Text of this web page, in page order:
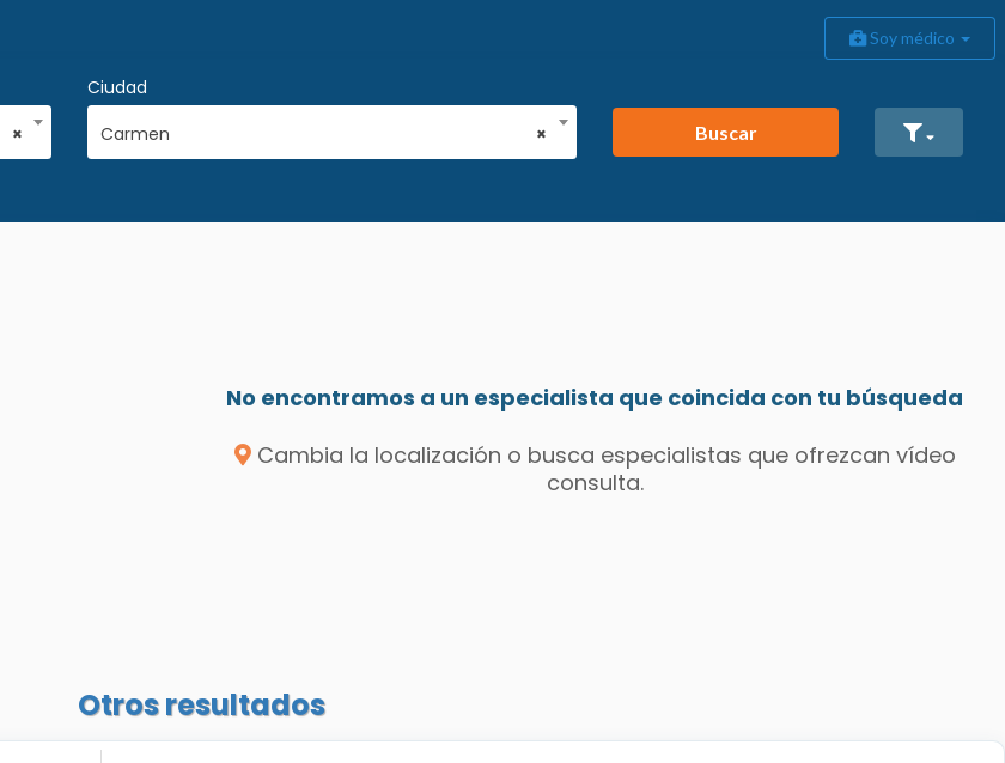
Soy médico
×
Ciudad
×
Carmen Buscar
No encontramos a un especialista que coincida con tu búsqueda
Cambia la localización o busca especialistas que ofrezcan vídeo
consulta.
Otros resultados